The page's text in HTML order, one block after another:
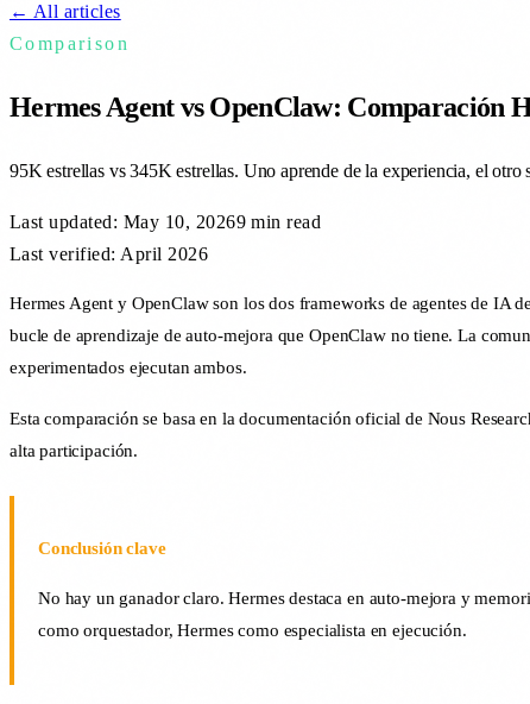
← All articles
Comparison
Hermes Agent vs OpenClaw: Comparación
95K estrellas vs 345K estrellas. Uno aprende de la experiencia, el otro
Last updated: May 10, 20269 min read
Last verified: April 2026
Hermes Agent y OpenClaw son los dos frameworks de agentes de IA
bucle de aprendizaje de auto-mejora que OpenClaw no tiene. La
experimentados ejecutan ambos.
Esta comparación se basa en la documentación oficial de Nous
alta participación.
Conclusión clave
No hay un ganador claro. Hermes destaca en auto-mejora y
como orquestador, Hermes como especialista en ejecución.